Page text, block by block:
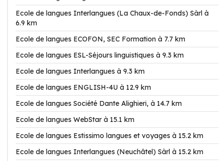
Ecole de langues Interlangues (La Chaux-de-Fonds) Sàrl à
6.9 km
Ecole de langues ECOFON, SEC Formation à 7.7 km
Ecole de langues ESL-Séjours linguistiques à 9.3 km
Ecole de langues Interlangues à 9.3 km
Ecole de langues ENGLISH-4U à 12.9 km
Ecole de langues Société Dante Alighieri, à 14.7 km
Ecole de langues WebStar à 15.1 km
Ecole de langues Estissimo langues et voyages à 15.2 km
Ecole de langues Interlangues (Neuchâtel) Sàrl à 15.2 km